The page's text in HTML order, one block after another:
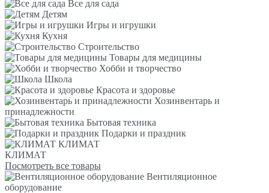
Все для сада
Детям
Игры и игрушки
Кухня
Строительство
Товары для медицины
Хобби и творчество
Школа
Красота и здоровье
Хозинвентарь и
принадлежности
Бытовая техника
Подарки и праздник
КЛИМАТ
КЛИМАТ
Посмотреть все товары
Вентиляционное
оборудование